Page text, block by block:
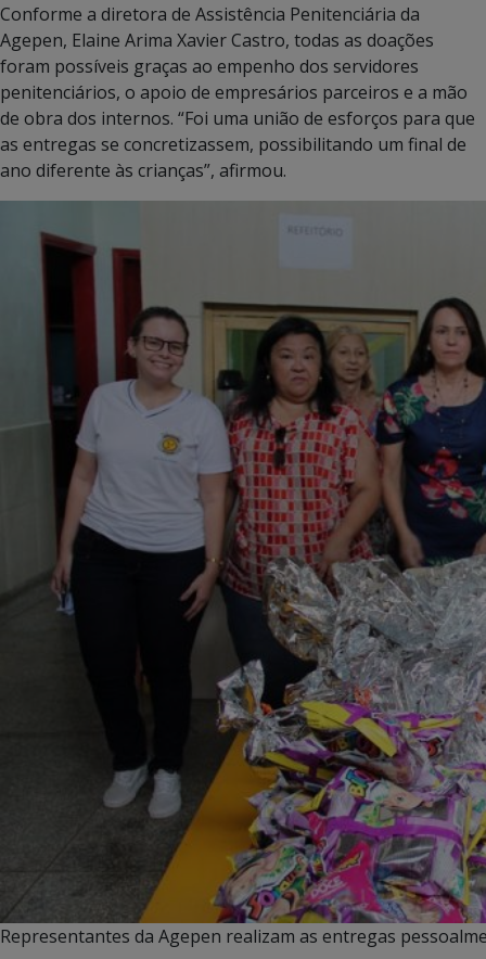
Conforme a diretora de Assistência Penitenciária da
Agepen, Elaine Arima Xavier Castro, todas as doações
foram possíveis graças ao empenho dos servidores
penitenciários, o apoio de empresários parceiros e a mão
de obra dos internos. “Foi uma união de esforços para que
as entregas se concretizassem, possibilitando um final de
ano diferente às crianças”, afirmou.
Representantes da Agepen realizam as entregas